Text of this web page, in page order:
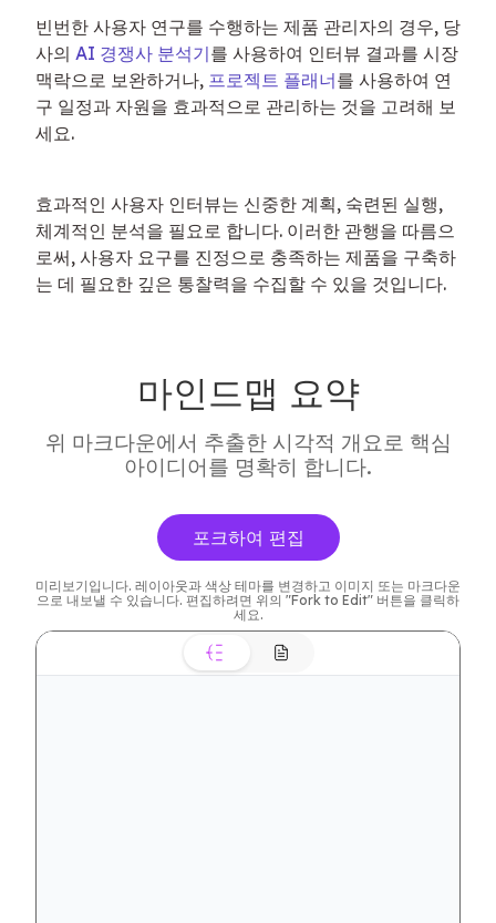
빈번한 사용자 연구를 수행하는 제품 관리자의 경우, 당
사의 AI 경쟁사 분석기를 사용하여 인터뷰 결과를 시장
맥락으로 보완하거나, 프로젝트 플래너를 사용하여 연
구 일정과 자원을 효과적으로 관리하는 것을 고려해 보
세요.
효과적인 사용자 인터뷰는 신중한 계획, 숙련된 실행,
체계적인 분석을 필요로 합니다. 이러한 관행을 따름으
로써, 사용자 요구를 진정으로 충족하는 제품을 구축하
는 데 필요한 깊은 통찰력을 수집할 수 있을 것입니다.
마인드맵 요약
위 마크다운에서 추출한 시각적 개요로 핵심
아이디어를 명확히 합니다.
포크하여 편집
미리보기입니다. 레이아웃과 색상 테마를 변경하고 이미지 또는 마크다운
으로 내보낼 수 있습니다. 편집하려면 위의 "Fork to Edit" 버튼을 클릭하
세요.
권장사항 포함